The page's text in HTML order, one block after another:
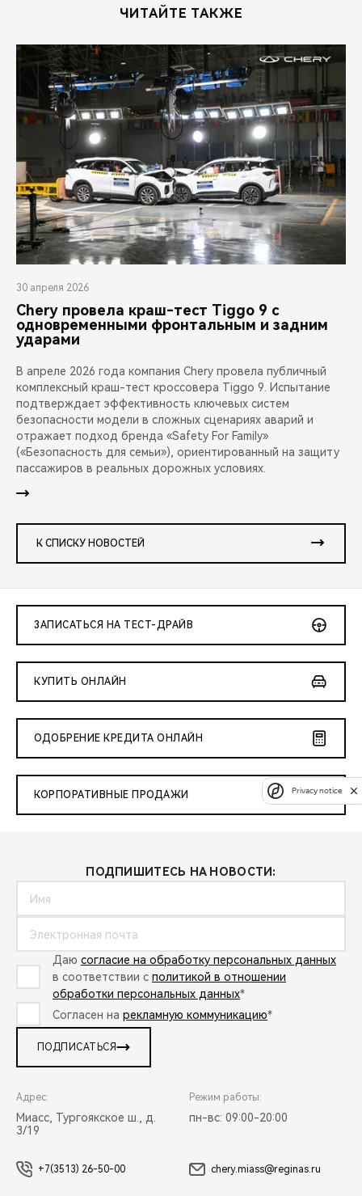
ЧИТАЙТЕ ТАКЖЕ
30 апреля 2026
Chery провела краш-тест Tiggo 9 с
одновременными фронтальным и задним
ударами
В апреле 2026 года компания Chery провела публичный
комплексный краш-тест кроссовера Tiggo 9. Испытание
подтверждает эффективность ключевых систем
безопасности модели в сложных сценариях аварий и
отражает подход бренда «Safety For Family»
(«Безопасность для семьи»), ориентированный на защиту
пассажиров в реальных дорожных условиях.
К СПИСКУ НОВОСТЕЙ
ЗАПИСАТЬСЯ НА ТЕСТ-ДРАЙВ
КУПИТЬ ОНЛАЙН
ОДОБРЕНИЕ КРЕДИТА ОНЛАЙН
КОРПОРАТИВНЫЕ ПРОДАЖИ
ПОДПИШИТЕСЬ НА НОВОСТИ:
Даю согласие на обработку персональных данных
в соответствии с политикой в отношении
обработки персональных данных*
Согласен на рекламную коммуникацию*
ПОДПИСАТЬСЯ
Адрес:
Миасс, Тургоякское ш., д.
3/19
Режим работы:
пн-вс: 09:00-20:00
+7(3513) 26-50-00 chery.miass@reginas.ru
Privacy notice